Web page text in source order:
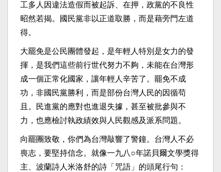
工多人因違法造假而被起訴、在押，政黨的不良性
昭然若揭。國民黨非以正道取勝，而是藉旁門左道
得。
大罷免是公民團體發起，是年輕人特別是女力的發
揮，是我們這些前行世代努力不夠，未能在台灣形
成一個正常化國家，讓年輕人辛苦了。罷免不成
功，非國民黨勝利，而是部份台灣人民的因循苟
且。民進黨的應對也進退失據，甚至被批參與不
力，也應檢討執政績效與人民觀感及派系問題。
向罷團致敬，你們為台灣敲響了警鐘。台灣人不必
喪志，要堅持信念。就像一九八○年諾貝爾文學獎得
主、波蘭詩人米洛舒的詩「咒語」的頭尾行句：